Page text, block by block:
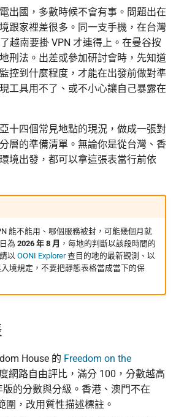
的資
麼
身分
怎麼確
的
隱私的
明
亞洲味
譜
來西
澳門
、越
陸
的取捨
匿名
方
Geedge 的運營與客戶
封鎖網路隱私與規避工
結論、反思與未來步驟
反擊作為服務的數位威
主義
附錄（凌華科技與經濟
完整聲明）
編輯觀察：台灣的後續
應
觀察
技術
文章
更新
活動
社群
翻譯文章
隱私
治理章程
如何搭建 Tor
橋接
校園 Tor Relay 提案範本
校園 Tor Relay 架設
校園 Tor Relay：給校
法務的 FAQ
ASN 觀測資料擷取與分
OONI 測量資料結構導覽
OONI 怎麼判定一個網
幫忙 pin 文件站的 IPFS
出國，多數時候不會有事。問題出在
跟家裡差很多。同一支手機，在台灣
越南要掛 VPN 才連得上。在曼谷按
刑法。出差或參加研討會時，先知道
控到什麼程度，才能在出發前做對準
工具用不了、或不小心讓自己暴露在
十四個常見地點的現況，做成一張對
層的準備清單。無論你是從台灣、香
境出發，都可以拿這張表當行前依
能不能用、哪個服務被封，可能幾個月就
為 2026 年 8 月 ，每地的判斷以該段時間的
以 OONI Explorer查目的地的最新觀測、以
境規定，不要把靜態表格當成當下的保
House 的 Freedom on the
度網路自由評比，滿分 100，分數越高
的分數與分級。香港、澳門不在
圍，改用質性描述標註。